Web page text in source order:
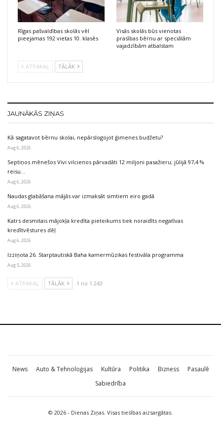
Rīgas pašvaldības skolās vēl
pieejamas 192 vietas 10. klasēs
Visās skolās būs vienotas
prasības bērnu ar speciālām
vajadzībām atbalstam
ATPAKAĻ TĀLĀK
JAUNĀKĀS ZIŅAS
Kā sagatavot bērnu skolai, nepārslogojot ģimenes budžetu?
Aug 6, 2026
Septiņos mēnešos Vivi vilcienos pārvadāti 12 miljoni pasažieru; jūlijā 97,4 %
reisu…
Aug 6, 2026
Naudas glabāšana mājās var izmaksāt simtiem eiro gadā
Aug 6, 2026
Katrs desmitais mājokļa kredīta pieteikums tiek noraidīts negatīvas
kredītvēstures dēļ
Aug 6, 2026
Izziņota 26. Starptautiskā Baha kamermūzikas festivāla programma
Aug 5, 2026
ATPAKAĻ TĀLĀK 1 no 1 243
News Auto & Tehnoloģijas Kultūra Politika Bizness
Pasaulē
Sabiedrība
© 2026 - Dienas Ziņas. Visas tiesības aizsargātas.